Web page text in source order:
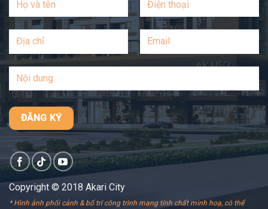
Copyright © 2018 Akari City
* Hình ảnh phối cảnh & bố trí công trình mang tính chất minh hoạ, có thể